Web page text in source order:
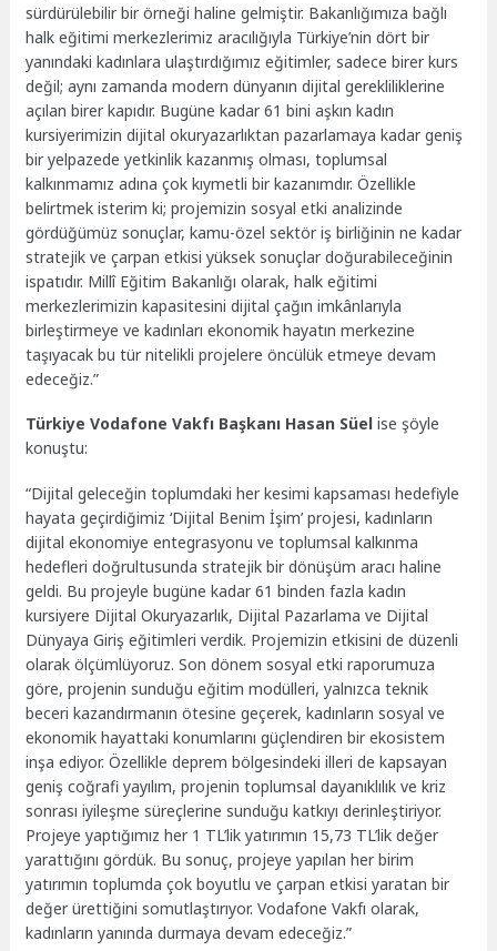
sürdürülebilir bir örneği haline gelmiştir. Bakanlığımıza bağlı
halk eğitimi merkezlerimiz aracılığıyla Türkiye’nin dört bir
yanındaki kadınlara ulaştırdığımız eğitimler, sadece birer kurs
değil; aynı zamanda modern dünyanın dijital gerekliliklerine
açılan birer kapıdır. Bugüne kadar 61 bini aşkın kadın
kursiyerimizin dijital okuryazarlıktan pazarlamaya kadar geniş
bir yelpazede yetkinlik kazanmış olması, toplumsal
kalkınmamız adına çok kıymetli bir kazanımdır. Özellikle
belirtmek isterim ki; projemizin sosyal etki analizinde
gördüğümüz sonuçlar, kamu-özel sektör iş birliğinin ne kadar
stratejik ve çarpan etkisi yüksek sonuçlar doğurabileceğinin
ispatıdır. Millî Eğitim Bakanlığı olarak, halk eğitimi
merkezlerimizin kapasitesini dijital çağın imkânlarıyla
birleştirmeye ve kadınları ekonomik hayatın merkezine
taşıyacak bu tür nitelikli projelere öncülük etmeye devam
edeceğiz.”
Türkiye Vodafone Vakfı Başkanı Hasan Süel ise şöyle
konuştu:
“Dijital geleceğin toplumdaki her kesimi kapsaması hedefiyle
hayata geçirdiğimiz ‘Dijital Benim İşim’ projesi, kadınların
dijital ekonomiye entegrasyonu ve toplumsal kalkınma
hedefleri doğrultusunda stratejik bir dönüşüm aracı haline
geldi. Bu projeyle bugüne kadar 61 binden fazla kadın
kursiyere Dijital Okuryazarlık, Dijital Pazarlama ve Dijital
Dünyaya Giriş eğitimleri verdik. Projemizin etkisini de düzenli
olarak ölçümlüyoruz. Son dönem sosyal etki raporumuza
göre, projenin sunduğu eğitim modülleri, yalnızca teknik
beceri kazandırmanın ötesine geçerek, kadınların sosyal ve
ekonomik hayattaki konumlarını güçlendiren bir ekosistem
inşa ediyor. Özellikle deprem bölgesindeki illeri de kapsayan
geniş coğrafi yayılım, projenin toplumsal dayanıklılık ve kriz
sonrası iyileşme süreçlerine sunduğu katkıyı derinleştiriyor.
Projeye yaptığımız her 1 TL’lik yatırımın 15,73 TL’lik değer
yarattığını gördük. Bu sonuç, projeye yapılan her birim
yatırımın toplumda çok boyutlu ve çarpan etkisi yaratan bir
değer ürettiğini somutlaştırıyor. Vodafone Vakfı olarak,
kadınların yanında durmaya devam edeceğiz.”